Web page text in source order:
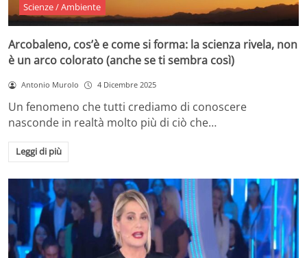
Scienze / Ambiente
Arcobaleno, cos’è e come si forma: la scienza rivela, non
è un arco colorato (anche se ti sembra così)
Antonio Murolo 4 Dicembre 2025
Un fenomeno che tutti crediamo di conoscere
nasconde in realtà molto più di ciò che…
Leggi di più